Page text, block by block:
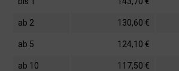
ab 2 130,60 €
ab 5 124,10 €
ab 10 117,50 €